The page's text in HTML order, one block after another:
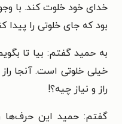
خدای خود خلوت کند. با
بود که جای خلوتی را پیدا
به حمید گفتم: بیا تا
خیلی خلوتی است. آنجا
راز و نیاز چیه؟!
گفتم: حمید این حرف‌ها